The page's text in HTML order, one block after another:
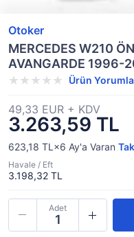
Otoker
MERCEDES W210
AVANGARDE 1996-
Ürün
3.263,59 TL
49,33 EUR + KDV
623,18 TL×6 Ay'a Varan
Havale / Eft
3.198,32 TL
Adet